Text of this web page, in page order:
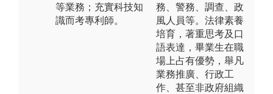
等業務；充實科技知
識而考專利師。
務、警務、調查、政
風人員等。法律素養
培育，著重思考及口
語表達，畢業生在職
場上占有優勢，舉凡
業務推廣、行政工
作、甚至非政府組織